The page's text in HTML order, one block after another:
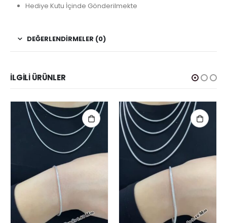
Hediye Kutu İçinde Gönderilmekte
DEĞERLENDIRMELER (0)
İLGILI ÜRÜNLER